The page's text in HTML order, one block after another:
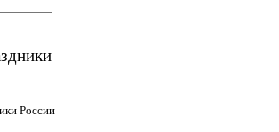
России